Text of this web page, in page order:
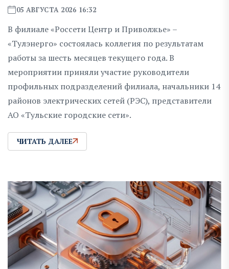
05 АВГУСТА 2026 16:32
В филиале «Россети Центр и Приволжье» –
«Тулэнерго» состоялась коллегия по результатам
работы за шесть месяцев текущего года. В
мероприятии приняли участие руководители
профильных подразделений филиала, начальники 14
районов электрических сетей (РЭС), представители
АО «Тульские городские сети».
ЧИТАТЬ ДАЛЕЕ